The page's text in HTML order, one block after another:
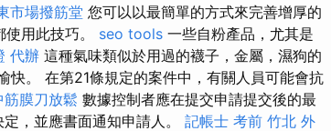
市場撥筋堂 您可以以最簡單的方式來完善增厚的
用此技巧。 seo tools 一些自粉產品，尤其是
代辦 這種氣味類似於用過的襪子，金屬，濕狗的
快。 在第21條規定的案件中，有關人員可能會抗
筋膜刀放鬆 數據控制者應在提交申請提交後的最
，並應書面通知申請人。 記帳士 考前 竹北 外